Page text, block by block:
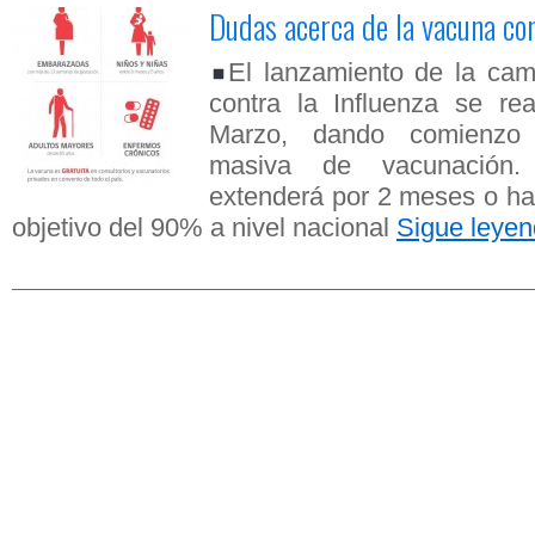
Dudas acerca de la vacuna
El lanzamiento de la
contra la Influenza se
Marzo, dando
masiva de
extenderá por 2 meses o
objetivo del 90% a nivel nacional Sigue